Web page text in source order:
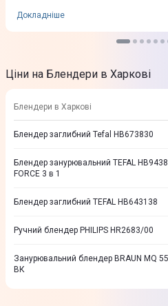
Докладніше
Ціни на Блендери в Харкові
Блендери в Харкові
Блендер заглибний Tefal HB673830
Блендер занурювальний TEFAL
FORCE 3 в 1
Блендер заглибний TEFAL HB643138
Ручний блендер PHILIPS HR2683/00
Занурювальний блендер BRAUN MQ
ВК